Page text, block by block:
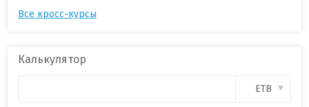
Все кросс-курсы
Калькулятор
ETB